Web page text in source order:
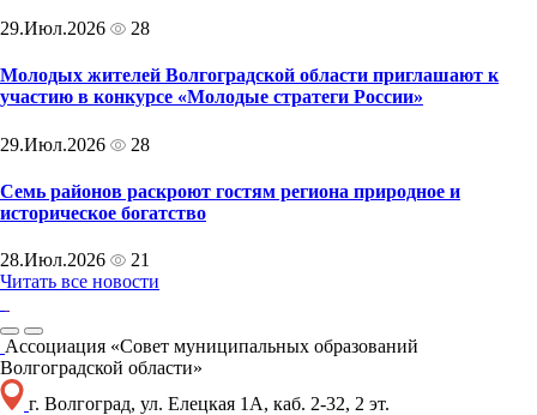
29.Июл.2026 28
Молодых жителей Волгоградской области приглашают к
участию в конкурсе «Молодые стратеги России»
29.Июл.2026 28
Семь районов раскроют гостям региона природное и
историческое богатство
28.Июл.2026
21
Читать все новости
Ассоциация «Совет муниципальных образований
Волгоградской области»
г. Волгоград, ул. Елецкая 1А, каб. 2-32, 2 эт.